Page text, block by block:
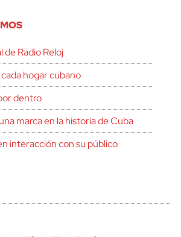
de Radio Reloj
hogar cubano
dentro
marca en la historia de Cuba
interacción con su público